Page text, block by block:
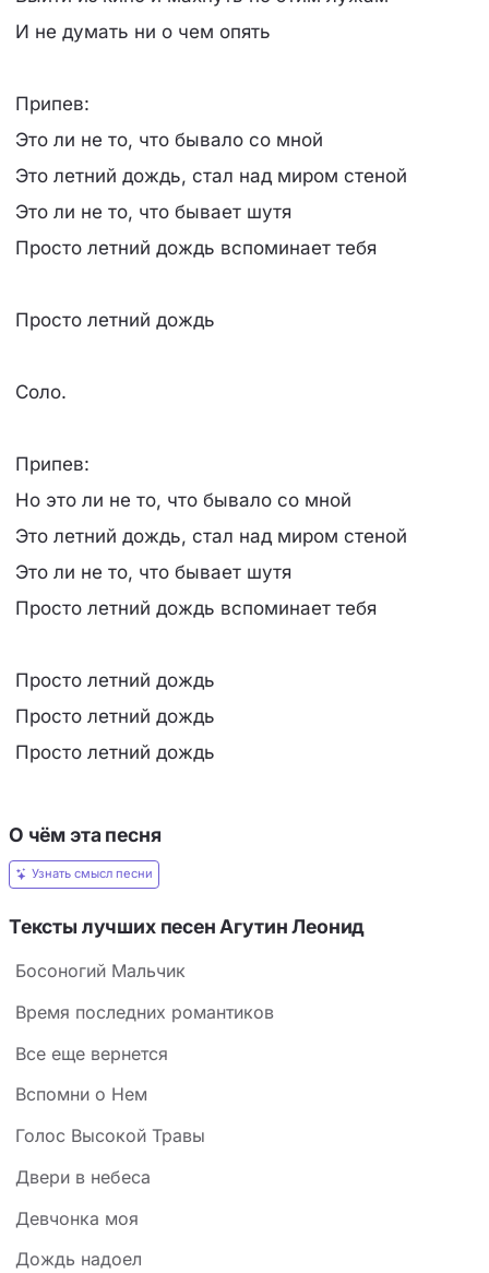
И не думать ни о чем опять
Припев:
Это ли не то, что бывало со мной
Это летний дождь, стал над миром стеной
Это ли не то, что бывает шутя
Просто летний дождь вспоминает тебя
Просто летний дождь
Соло.
Припев:
Но это ли не то, что бывало со мной
Это летний дождь, стал над миром стеной
Это ли не то, что бывает шутя
Просто летний дождь вспоминает тебя
Просто летний дождь
Просто летний дождь
Просто летний дождь
О чём эта песня
Узнать смысл песни
Тексты лучших песен Агутин Леонид
Босоногий Мальчик
Время последних романтиков
Все еще вернется
Вспомни о Нем
Голос Высокой Травы
Двери в небеса
Девчонка моя
Дождь надоел